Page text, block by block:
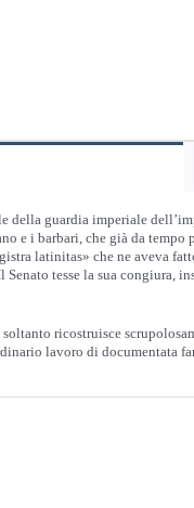
guardia imperiale
e i barbari, che già da
latinitas» che ne aveva
tesse la sua
ricostruisce
lavoro di documentata